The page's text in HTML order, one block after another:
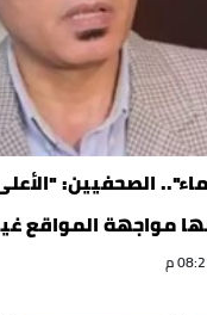
الصحفيين:
مواجهة المواقع